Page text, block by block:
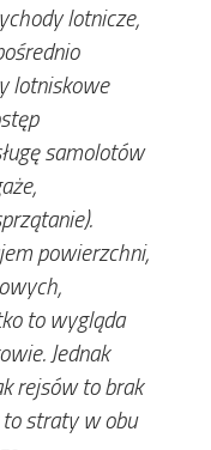
lotnicze,
lotniskowe
samolotów
powierzchni,
to wygląda
Jednak
rejsów to brak
straty w obu